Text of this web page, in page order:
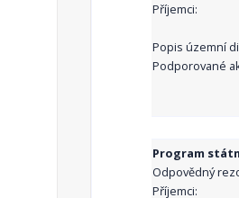
Příjemci:
Popis územní
Podporované
Program
Odpovědný
Příjemci: